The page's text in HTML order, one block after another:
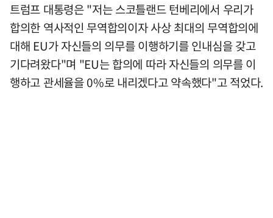
트럼프 대통령은 "저는 스코틀랜드 턴베리에서 우리가
합의한 역사적인 무역합의이자 사상 최대의 무역합의에
대해 EU가 자신들의 의무를 이행하기를 인내심을 갖고
기다려왔다"며 "EU는 합의에 따라 자신들의 의무를 이
행하고 관세율을 0%로 내리겠다고 약속했다"고 적었다.